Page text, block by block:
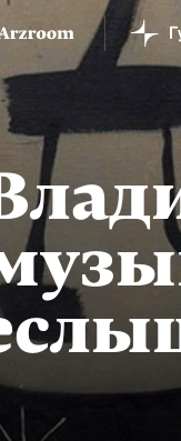
университет
до «лол кек»
XX века